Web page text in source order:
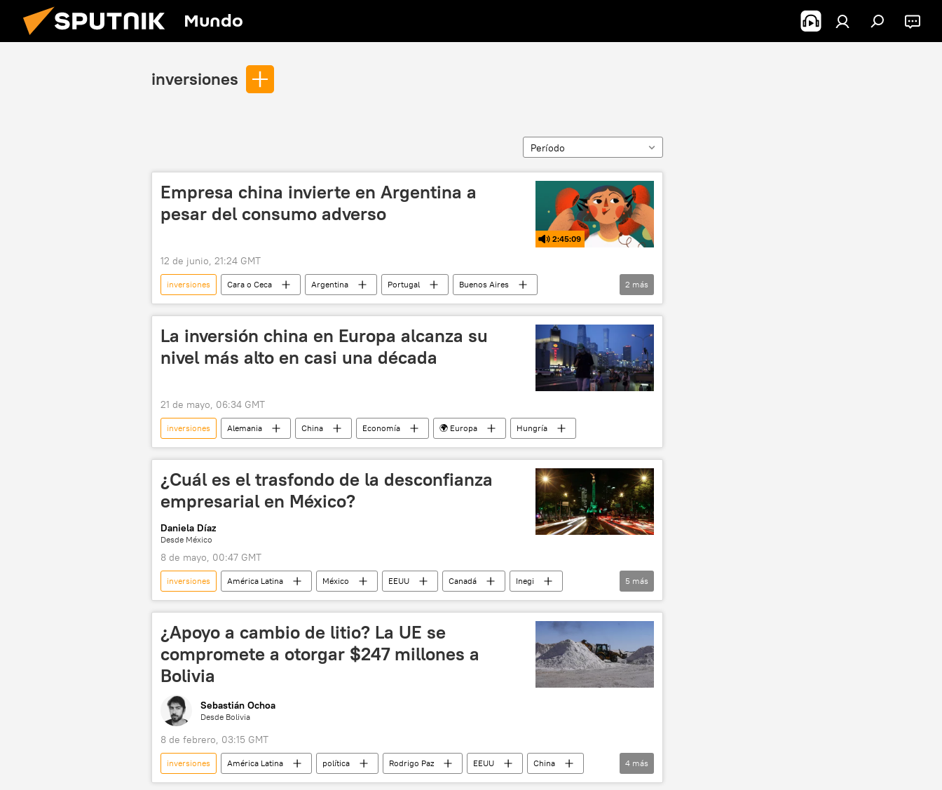
Mundo
inversiones
Período
Empresa china invierte en Argentina a
pesar del consumo adverso
2:45:09
12 de junio, 21:24 GMT
inversiones Cara o Ceca Argentina Portugal
Buenos Aires
mercado laboral
derechos laborales
2 más
La inversión china en Europa alcanza su
nivel más alto en casi una década
21 de mayo, 06:34 GMT
inversiones Alemania China Economía 🌍 Europa Hungría
¿Cuál es el trasfondo de la desconfianza
empresarial en México?
Daniela Díaz
Desde México
8 de mayo, 00:47 GMT
inversiones América Latina México EEUU Canadá
Inegi
Andrés Manuel López Obrador
inversión pública
📈 Mercados y finanzas
5 más
¿Apoyo a cambio de litio? La UE se
compromete a otorgar $247 millones a
Bolivia
Sebastián Ochoa
Desde Bolivia
8 de febrero, 03:15 GMT
inversiones América Latina política Rodrigo Paz EEUU
China
Unión Europea (UE)
Bolivia
Movimiento Al Socialismo (MAS)
4 más